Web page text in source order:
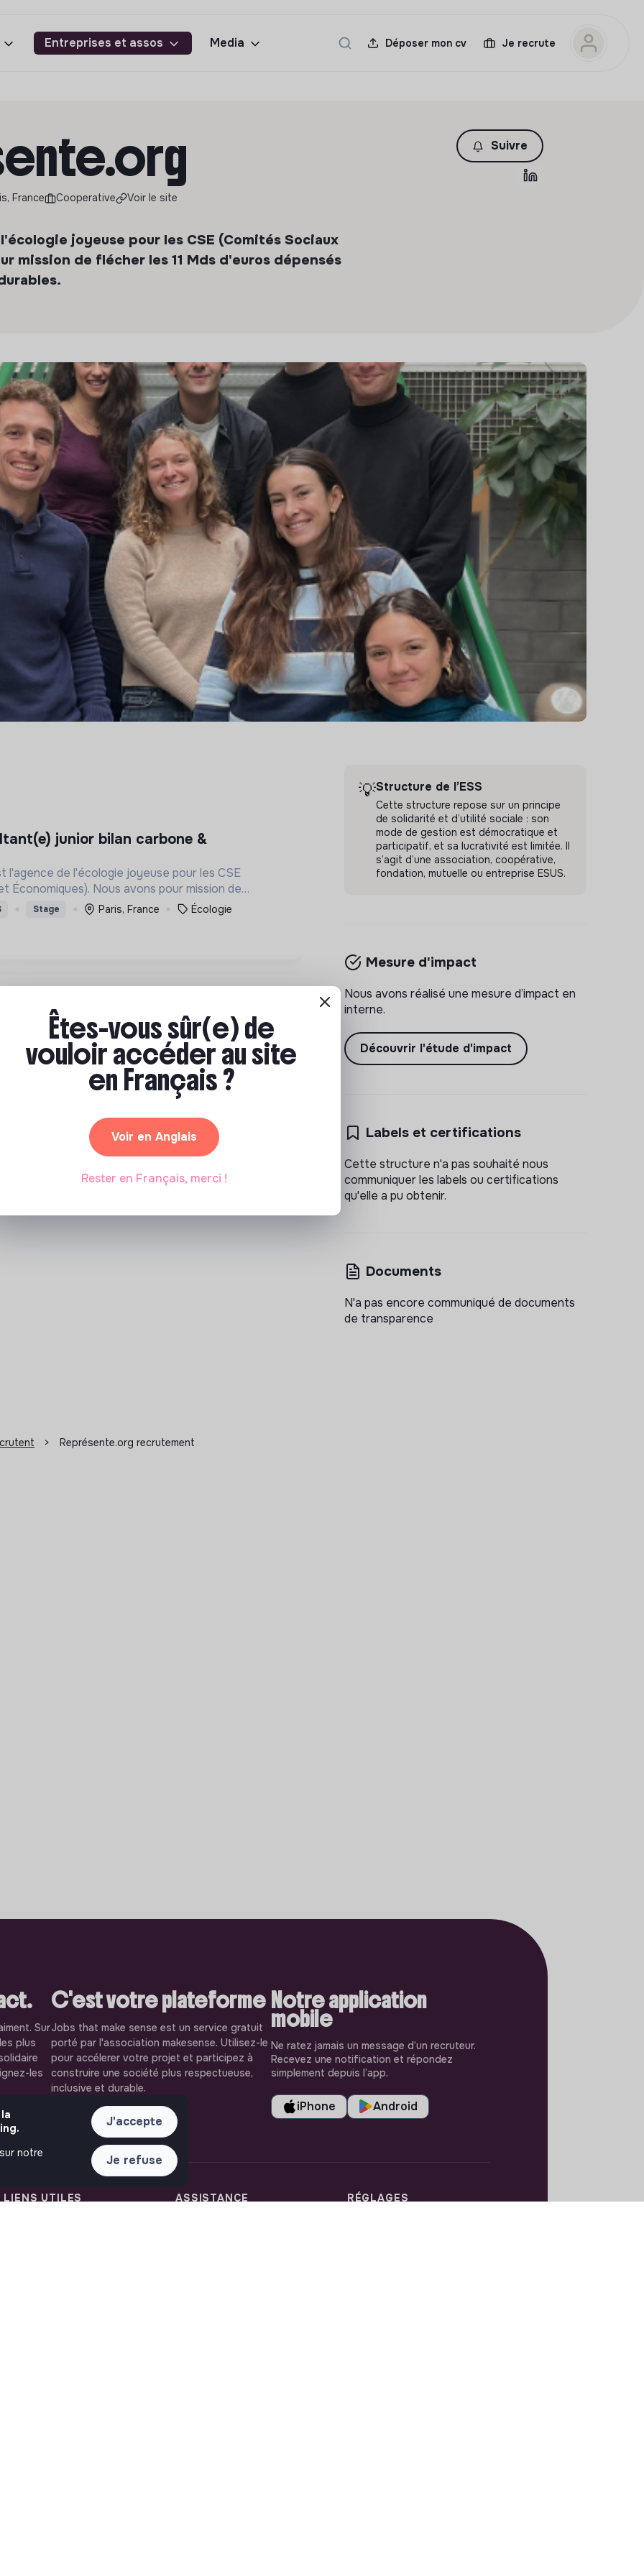
Entreprises et assos Media Déposer mon cv Je recrute
France Cooperative Voir le site
Suivre
joyeuse pour les CSE (Comités Sociaux
mission de flécher les 11 Mds d'euros dépensés
l'agence de l'écologie joyeuse pour les CSE
Économiques). Nous avons pour mission de
dépensés par les CSE vers des avantages
Stage Paris, France Écologie
l'agence de l'écologie joyeuse pour les CSE
Économiques). Nous avons pour mission de
dépensés par les CSE vers des avantages
Stage
Paris, France
offres (2 de plus)
💡Structure de l’ESS
Cette structure repose sur un principe
de solidarité et d’utilité sociale : son
mode de gestion est démocratique et
participatif, et sa lucrativité est limitée. Il
s’agit d’une association, coopérative,
fondation, mutuelle ou entreprise ESUS.
Mesure d'impact
Nous avons réalisé une mesure d’impact en
interne.
Découvrir l'étude d'impact
Labels et certifications
Cette structure n'a pas souhaité nous
communiquer les labels ou certifications
qu'elle a pu obtenir.
Documents
N'a pas encore communiqué de documents
de transparence
> Représente.org recrutement
Sur
plus
les
C'est votre plateforme
Jobs that make sense est un service gratuit
porté par l'association makesense. Utilisez-le
pour accélerer votre projet et participez à
construire une société plus respectueuse,
inclusive et durable.
Notre application
mobile
Ne ratez jamais un message d’un recruteur.
Recevez une notification et répondez
simplement depuis l’app.
iPhone Android
LIENS UTILES ASSISTANCE RÉGLAGES
Êtes-vous sûr(e) de
vouloir accéder au site
en Français ?
Voir en Anglais
Rester en Français, merci !
notre
J'accepte
Je refuse